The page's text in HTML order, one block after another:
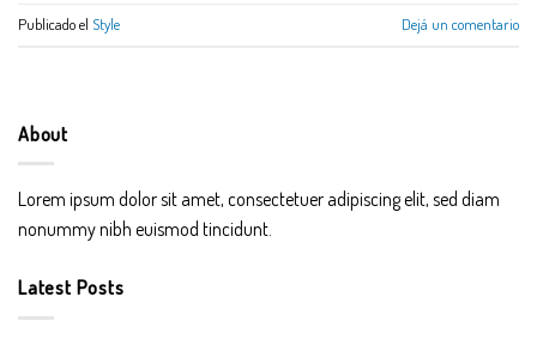
Publicado el Style Dejá un comentario
About
Lorem ipsum dolor sit amet, consectetuer adipiscing elit, sed diam
nonummy nibh euismod tincidunt.
Latest Posts